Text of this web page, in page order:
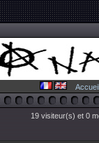
Accueil
19 visiteur(s) et 0